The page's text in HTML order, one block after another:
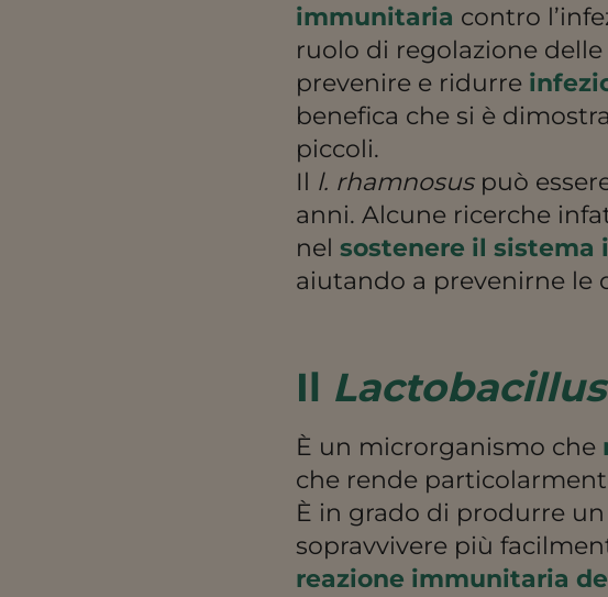
immunitaria contro
ruolo di regolazione
prevenire e ridurre
benefica che si è
piccoli.
Il l. rhamnosuspuò
anni. Alcune ricerche
nel sostenere il sistema
aiutando a prevenirne le
Il
È un microrganismo che
che rende
È in grado di produrre
sopravvivere più
reazione immunitaria